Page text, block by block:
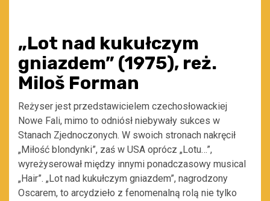
„Lot nad kukułczym
gniazdem” (1975), reż.
Miloš Forman
Reżyser jest przedstawicielem czechosłowackiej
Nowe Fali, mimo to odniósł niebywały sukces w
Stanach Zjednoczonych. W swoich stronach nakręcił
„Miłość blondynki”, zaś w USA oprócz „Lotu…”,
wyreżyserował między innymi ponadczasowy musical
„Hair”. „Lot nad kukułczym gniazdem”, nagrodzony
Oscarem, to arcydzieło z fenomenalną rolą nie tylko